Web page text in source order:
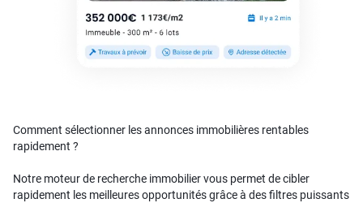
Comment sélectionner les annonces immobilières rentables
rapidement ?
Notre moteur de recherche immobilier vous permet de cibler
rapidement les meilleures opportunités grâce à des filtres puissants